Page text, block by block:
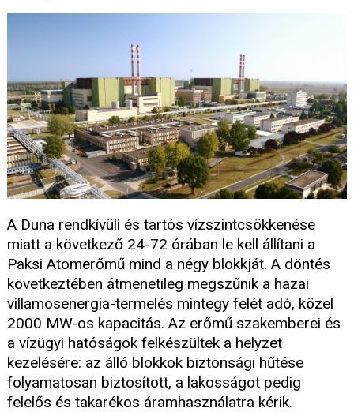
A Duna rendkívüli és tartós vízszintcsökkenése
miatt a következő 24-72 órában le kell állítani a
Paksi Atomerőmű mind a négy blokkját. A döntés
következtében átmenetileg megszűnik a hazai
villamosenergia-termelés mintegy felét adó, közel
2000 MW-os kapacitás. Az erőmű szakemberei és
a vízügyi hatóságok felkészültek a helyzet
kezelésére: az álló blokkok biztonsági hűtése
folyamatosan biztosított, a lakosságot pedig
felelős és takarékos áramhasználatra kérik.